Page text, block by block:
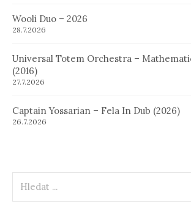
Wooli Duo – 2026
28.7.2026
Universal Totem Orchestra –
(2016)
27.7.2026
Captain Yossarian – Fela In Dub (2026)
26.7.2026